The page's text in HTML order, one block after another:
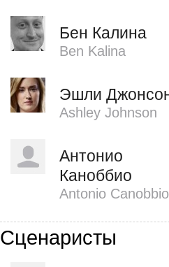
Бен Калина
Ben Kalina
Эшли
Ashley Johnson
Антонио
Каноббио
Antonio Canobbio
Сценаристы